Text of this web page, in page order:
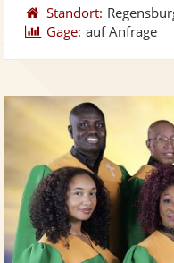
Standort:
Gage: auf Anfrage